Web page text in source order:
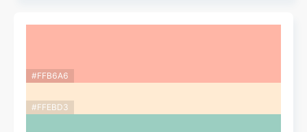
#FFB6A6
#FFEBD3